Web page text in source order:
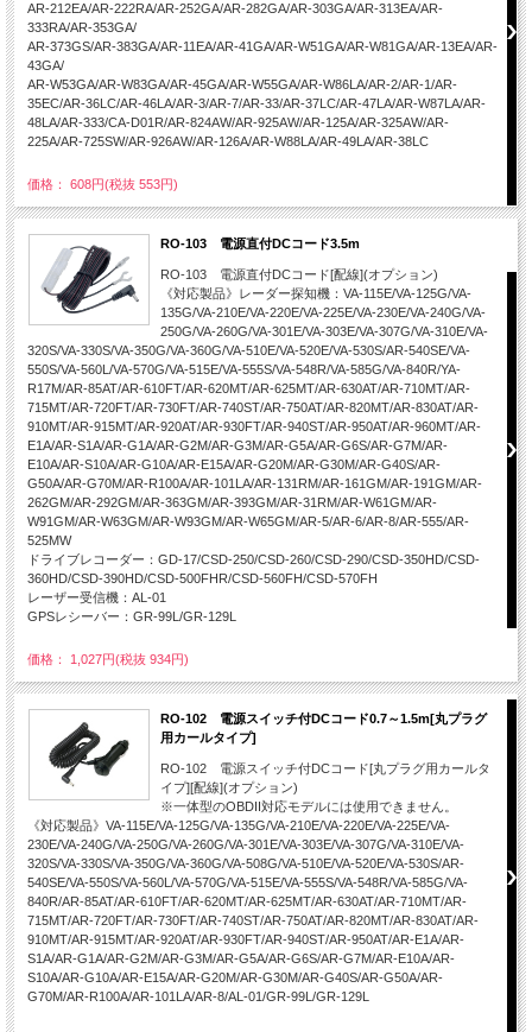
AR-212EA/AR-222RA/AR-252GA/AR-282GA/AR-303GA/AR-313EA/AR-
333RA/AR-353GA/
AR-373GS/AR-383GA/AR-11EA/AR-41GA/AR-W51GA/AR-W81GA/AR-13EA/AR-
43GA/
AR-W53GA/AR-W83GA/AR-45GA/AR-W55GA/AR-W86LA/AR-2/AR-1/AR-
35EC/AR-36LC/AR-46LA/AR-3/AR-7/AR-33/AR-37LC/AR-47LA/AR-W87LA/AR-
48LA/AR-333/CA-D01R/AR-824AW/AR-925AW/AR-125A/AR-325AW/AR-
225A/AR-725SW/AR-926AW/AR-126A/AR-W88LA/AR-49LA/AR-38LC
価格： 608円(税抜 553円)
RO-103 電源直付DCコード3.5m
RO-103 電源直付DCコード[配線](オプション)
《対応製品》レーダー探知機：VA-115E/VA-125G/VA-
135G/VA-210E/VA-220E/VA-225E/VA-230E/VA-240G/VA-
250G/VA-260G/VA-301E/VA-303E/VA-307G/VA-310E/VA-
320S/VA-330S/VA-350G/VA-360G/VA-510E/VA-520E/VA-530S/AR-540SE/VA-
550S/VA-560L/VA-570G/VA-515E/VA-555S/VA-548R/VA-585G/VA-840R/YA-
R17M/AR-85AT/AR-610FT/AR-620MT/AR-625MT/AR-630AT/AR-710MT/AR-
715MT/AR-720FT/AR-730FT/AR-740ST/AR-750AT/AR-820MT/AR-830AT/AR-
910MT/AR-915MT/AR-920AT/AR-930FT/AR-940ST/AR-950AT/AR-960MT/AR-
E1A/AR-S1A/AR-G1A/AR-G2M/AR-G3M/AR-G5A/AR-G6S/AR-G7M/AR-
E10A/AR-S10A/AR-G10A/AR-E15A/AR-G20M/AR-G30M/AR-G40S/AR-
G50A/AR-G70M/AR-R100A/AR-101LA/AR-131RM/AR-161GM/AR-191GM/AR-
262GM/AR-292GM/AR-363GM/AR-393GM/AR-31RM/AR-W61GM/AR-
W91GM/AR-W63GM/AR-W93GM/AR-W65GM/AR-5/AR-6/AR-8/AR-555/AR-
525MW
ドライブレコーダー：GD-17/CSD-250/CSD-260/CSD-290/CSD-350HD/CSD-
360HD/CSD-390HD/CSD-500FHR/CSD-560FH/CSD-570FH
レーザー受信機：AL-01
GPSレシーバー：GR-99L/GR-129L
価格： 1,027円(税抜 934円)
RO-102 電源スイッチ付DCコード0.7～1.5m[丸プラグ
用カールタイプ]
RO-102 電源スイッチ付DCコード[丸プラグ用カールタ
イプ][配線](オプション)
※一体型のOBDII対応モデルには使用できません。
《対応製品》VA-115E/VA-125G/VA-135G/VA-210E/VA-220E/VA-225E/VA-
230E/VA-240G/VA-250G/VA-260G/VA-301E/VA-303E/VA-307G/VA-310E/VA-
320S/VA-330S/VA-350G/VA-360G/VA-508G/VA-510E/VA-520E/VA-530S/AR-
540SE/VA-550S/VA-560L/VA-570G/VA-515E/VA-555S/VA-548R/VA-585G/VA-
840R/AR-85AT/AR-610FT/AR-620MT/AR-625MT/AR-630AT/AR-710MT/AR-
715MT/AR-720FT/AR-730FT/AR-740ST/AR-750AT/AR-820MT/AR-830AT/AR-
910MT/AR-915MT/AR-920AT/AR-930FT/AR-940ST/AR-950AT/AR-E1A/AR-
S1A/AR-G1A/AR-G2M/AR-G3M/AR-G5A/AR-G6S/AR-G7M/AR-E10A/AR-
S10A/AR-G10A/AR-E15A/AR-G20M/AR-G30M/AR-G40S/AR-G50A/AR-
G70M/AR-R100A/AR-101LA/AR-8/AL-01/GR-99L/GR-129L